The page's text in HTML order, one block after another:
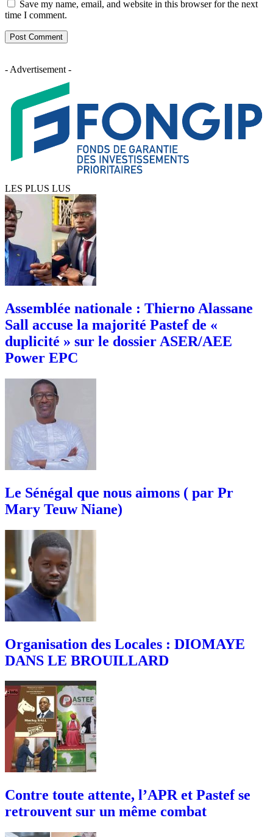
Save my name, email, and website in this browser for the next
time I comment.
- Advertisement -
LES PLUS LUS
Assemblée nationale : Thierno Alassane
Sall accuse la majorité Pastef de «
duplicité » sur le dossier ASER/AEE
Power EPC
Le Sénégal que nous aimons ( par Pr
Mary Teuw Niane)
Organisation des Locales : DIOMAYE
DANS LE BROUILLARD
Contre toute attente, l’APR et Pastef se
retrouvent sur un même combat